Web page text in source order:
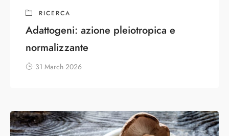
RICERCA
Adattogeni: azione pleiotropica e
normalizzante
31 March 2026